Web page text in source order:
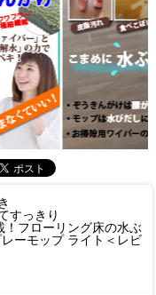
すっきり
！フローリング床の水ぶ
ーモップ ライト＜レビ